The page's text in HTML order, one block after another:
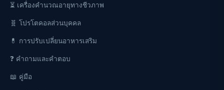
⏳ เครื่องคำนวณอายุทางชีวภาพ
🧬 โปรโตคอลส่วนบุคคล
💊 การปรับเปลี่ยนอาหารเสริม
❓ คำถามและคำตอบ
📖 คู่มือ